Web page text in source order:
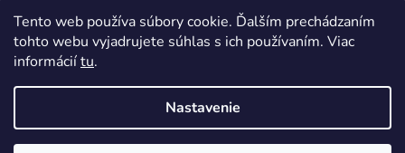
Tento web používa súbory cookie. Ďalším prechádzaním
tohto webu vyjadrujete súhlas s ich používaním. Viac
informáciítu.
Nastavenie
Obchodné podmienky Kontakty
Vytvoril Shoptet